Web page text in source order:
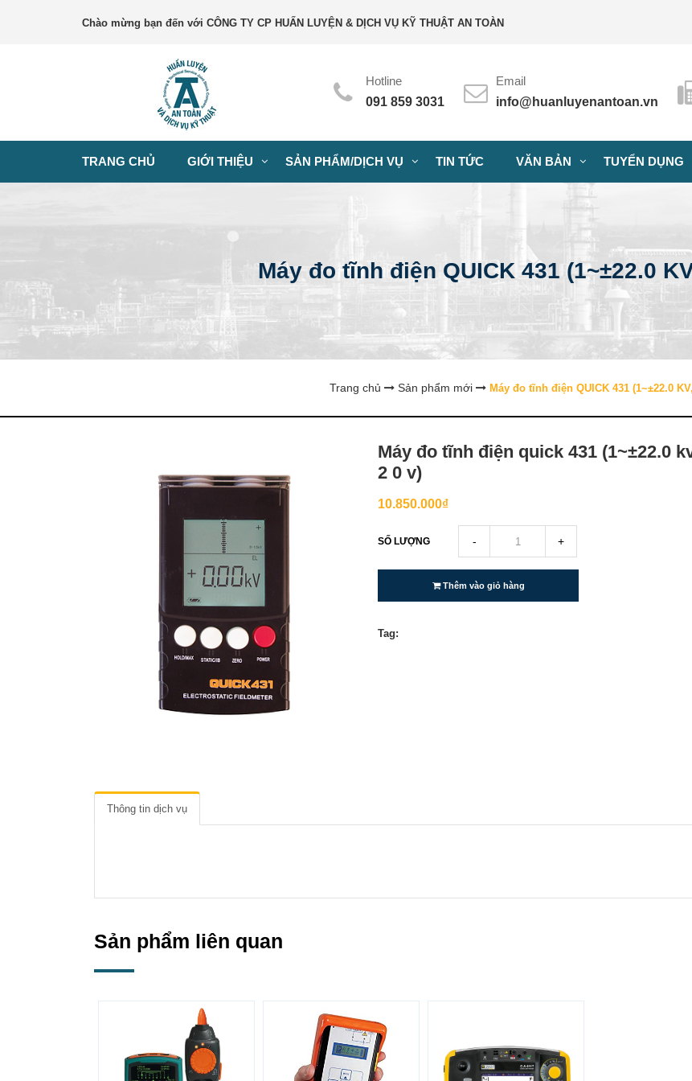
Chào mừng bạn đến với CÔNG TY CP HUẤN LUYỆN & DỊCH VỤ KỸ THUẬT AN TOÀN
Hotline
091 859 3031
Email
info@huanluyenantoan.vn
TRANG CHỦ GIỚI THIỆU SẢN PHẨM/DỊCH VỤ TIN TỨC VĂN BẢN TUYỂN DỤNG
Máy đo tĩnh điện QUICK 431 (1~±22.0
Trang chủ Sản phẩm mới Máy đo tĩnh điện QUICK 431 (1~±22.0
Máy đo tĩnh điện quick 431 (1~±22.0
2 0 v)
10.850.000₫
SỐ LƯỢNG - +
Thêm vào giỏ hàng
Tag:
Thông tin dịch vụ
Sản phẩm liên quan